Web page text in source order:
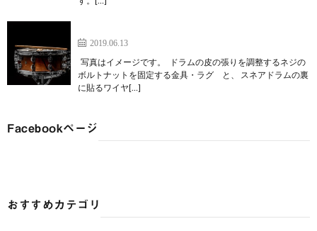
2019.06.13
写真はイメージです。 ドラムの皮の張りを調整するネジの
ボルトナットを固定する金具・ラグ と、 スネアドラムの裏
に貼るワイヤ[…]
Facebookページ
おすすめカテゴリ